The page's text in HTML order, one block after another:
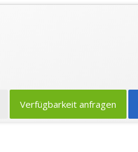
Verfügbarkeit anfragen